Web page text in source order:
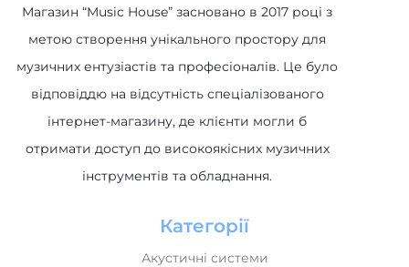
Магазин “Music House” засновано в 2017 році з
метою створення унікального простору для
музичних ентузіастів та професіоналів. Це було
відповіддю на відсутність спеціалізованого
інтернет-магазину, де клієнти могли б
отримати доступ до високоякісних музичних
інструментів та обладнання.
Категорії
Акустичні системи